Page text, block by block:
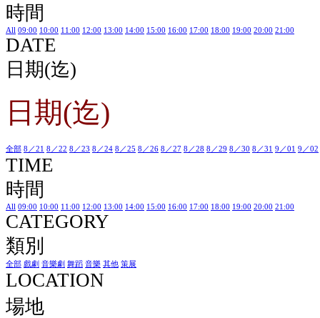
時間
All 09:00 10:00 11:00 12:00 13:00 14:00 15:00 16:00 17:00 18:00 19:00 20:00 21:00
DATE
日期(迄)
日期(迄)
全部 8／21 8／22 8／23 8／24 8／25 8／26 8／27 8／28 8／29 8／30 8／31 9／01 9／02
TIME
時間
All 09:00 10:00 11:00 12:00 13:00 14:00 15:00 16:00 17:00 18:00 19:00 20:00 21:00
CATEGORY
類別
全部 戲劇 音樂劇 舞蹈 音樂 其他 策展
LOCATION
場地